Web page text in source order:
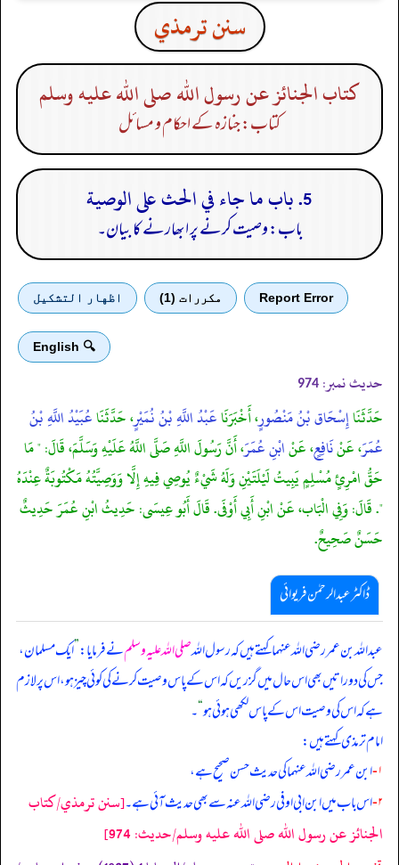
سنن ترمذي
كتاب الجنائز عن رسول الله صلى الله عليه وسلم
کتاب: جنازہ کے احکام و مسائل
5. باب ما جاء في الحث على الوصية
باب: وصیت کرنے پر ابھارنے کا بیان۔
Report Error مكررات (1) اظهار التشكيل
🔍 English
حدیث نمبر: 974
حَدَّثَنَاإِسْحَاق بْنُ مَنْصُورٍ، أَخْبَرَنَاعَبْدُ اللَّهِ بْنُ نُمَيْرٍ، حَدَّثَنَاعُبَيْدُ اللَّهِ بْنُ
عُمَرَ، عَنْنَافِعٍ، عَنْابْنِ عُمَرَ، أَنَّ رَسُولَ اللَّهِ صَلَّى اللَّهُ عَلَيْهِ وَسَلَّمَ، قَالَ: " مَا
حَقُّ امْرِئٍ مُسْلِمٍ يَبِيتُ لَيْلَتَيْنِ وَلَهُ شَيْءٌ يُوصِي فِيهِ إِلَّا وَوَصِيَّتُهُ مَكْتُوبَةٌ عِنْدَهُ
". قَالَ: وَفِي الْبَاب، عَنْ ابْنِ أَبِي أَوْفَى. قَالَ أَبُو عِيسَى: حَدِيثُ ابْنِ عُمَرَ حَدِيثٌ
حَسَنٌ صَحِيحٌ.
ڈاکٹر عبدالرحمٰن فریوائی
عبداللہ بن عمر رضی الله عنہما کہتے ہیں کہرسول اللہصلی اللہ علیہ وسلمنے فرمایا:”ایک مسلمان،
جس کی دو راتیں بھی اس حال میں گزریں کہ اس کے پاس وصیت کرنے کی کوئی چیز ہو، اس پر لازم
ہے کہ اس کی وصیت اس کے پاس لکھی ہوئی ہو“۔
امام ترمذی کہتے ہیں:
۱- ابن عمر رضی الله عنہما کی حدیث حسن صحیح ہے،
۲- اس باب میں ابن ابی اوفی رضی الله عنہ سے بھی حدیث آئی ہے۔[سنن ترمذي/كتاب
الجنائز عن رسول الله صلى الله عليه وسلم/حدیث: 974]